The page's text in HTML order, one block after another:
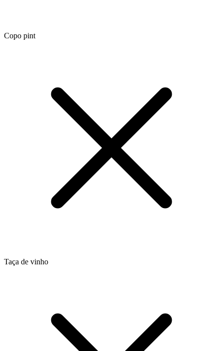
Copo pint
Taça de vinho